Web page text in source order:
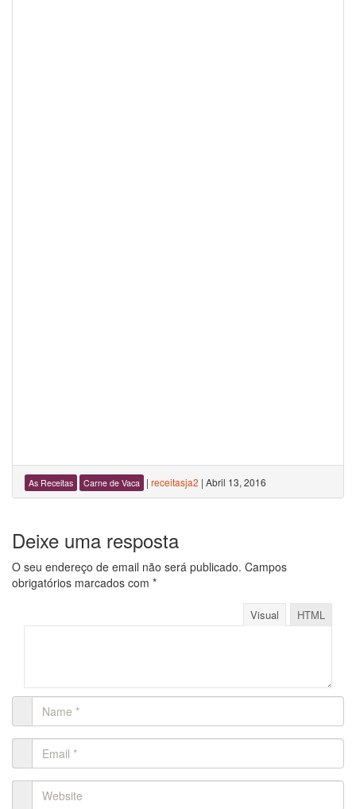
As Receitas Carne de Vaca | receitasja2 | Abril 13, 2016
Deixe uma resposta
O seu endereço de email não será publicado. Campos
obrigatórios marcados com *
Visual HTML